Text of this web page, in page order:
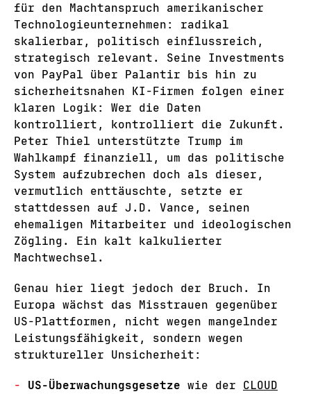
für den Machtanspruch amerikanischer
Technologieunternehmen: radikal
skalierbar, politisch einflussreich,
strategisch relevant. Seine Investments
von PayPal über Palantir bis hin zu
sicherheitsnahen KI-Firmen folgen einer
klaren Logik: Wer die Daten
kontrolliert, kontrolliert die Zukunft.
Peter Thiel unterstützte Trump im
Wahlkampf finanziell, um das politische
System aufzubrechen doch als dieser,
vermutlich enttäuschte, setzte er
stattdessen auf J.D. Vance, seinen
ehemaligen Mitarbeiter und ideologischen
Zögling. Ein kalt kalkulierter
Machtwechsel.
Genau hier liegt jedoch der Bruch. In
Europa wächst das Misstrauen gegenüber
US-Plattformen, nicht wegen mangelnder
Leistungsfähigkeit, sondern wegen
struktureller Unsicherheit:
US-Überwachungsgesetze wie der CLOUD